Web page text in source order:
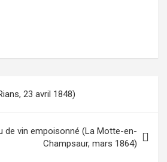
23 avril 1848)
de vin empoisonné (La Motte-en-
Champsaur, mars 1864)